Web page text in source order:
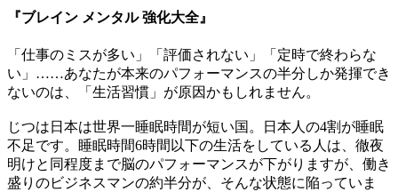
『ブレイン メンタル 強化大全』
「仕事のミスが多い」「評価されない」「定時で終わらな
い」……あなたが本来のパフォーマンスの半分しか発揮でき
ないのは、「生活習慣」が原因かもしれません。
じつは日本は世界一睡眠時間が短い国。日本人の4割が睡眠
不足です。睡眠時間6時間以下の生活をしている人は、徹夜
明けと同程度まで脳のパフォーマンスが下がりますが、働き
盛りのビジネスマンの約半分が、そんな状態に陥っていま